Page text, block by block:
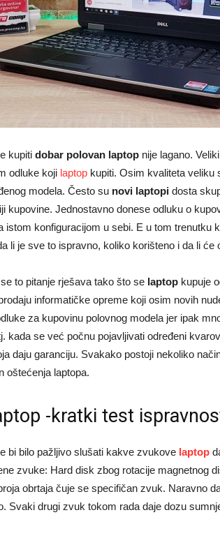
kupiti dobar polovan laptop nije lagano.
odluke koji laptop kupiti. Osim kvaliteta veliku
modela. Često su novi laptopi dosta
kupovine. Jednostavno donese odluku o
istom konfiguracijom u sebi. E u tom trenutku
li je sve to ispravno, koliko korišteno i da li
to pitanje rješava tako što se laptop kupuje
informatičke opreme koji osim novih
za kupovinu polovnog modela jer ipak
kada se već počnu pojavljivati određeni
daju garanciju. Svakako postoji nekoliko
oštećenja laptopa.
-kratki test
bi bilo pažljivo slušati kakve zvukove laptop
zvuke: Hard disk zbog rotacije magnetnog
obrtaja čuje se specifičan zvuk. Naravno
Svaki drugi zvuk tokom rada daje dozu